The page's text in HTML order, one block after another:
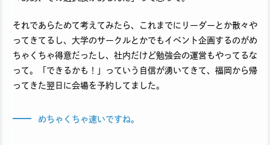
それであらためて考えてみたら、これまでにリーダーとか散々や
ってきてるし、大学のサークルとかでもイベント企画するのがめ
ちゃくちゃ得意だったし、社内だけど勉強会の運営もやってるな
って。「できるかも！」っていう自信が湧いてきて、福岡から帰
ってきた翌日に会場を予約してました。
めちゃくちゃ速いですね。